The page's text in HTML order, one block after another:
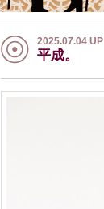
2025.07.04 UP
平成。